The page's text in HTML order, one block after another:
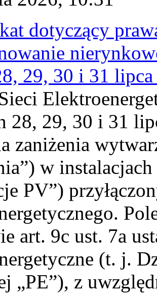
dotyczący
29, 30 i 31
28, 29, 30 i 31
zaniżenia
w
PV”)
art. 9c ust. 7a
(t. j.
„PE”), z